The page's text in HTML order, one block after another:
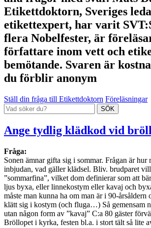
Etikettdoktorn, Sveriges
etikettexpert, har varit
flera Nobelfester, är
författare inom vett och
bemötande. Svaren är
du förblir anonym
Ställ din fråga till Etikettdoktorn Föreläsningar
Ange tydlig klädkod vid
Fråga:
Sonen ämnar gifta sig i sommar. Frågan är hur
inbjudan, vad gäller klädsel. Bliv. brudparet vill
”sommarfina”, vilket dom definierar som att
ljus byxa, eller linnekostym eller kavaj och
måste man kunna ha om man är i 90-årsåldern
klätt sig i kostym (och fluga…) Så gemensam
utan någon form av ”kavaj” C:a 80 gäster
Bröllopet i kyrka, festen bl.a. i stort tält så lite